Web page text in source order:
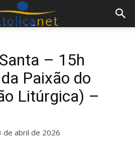
– 15h
Paixão do
Litúrgica) –
de abril de 2026